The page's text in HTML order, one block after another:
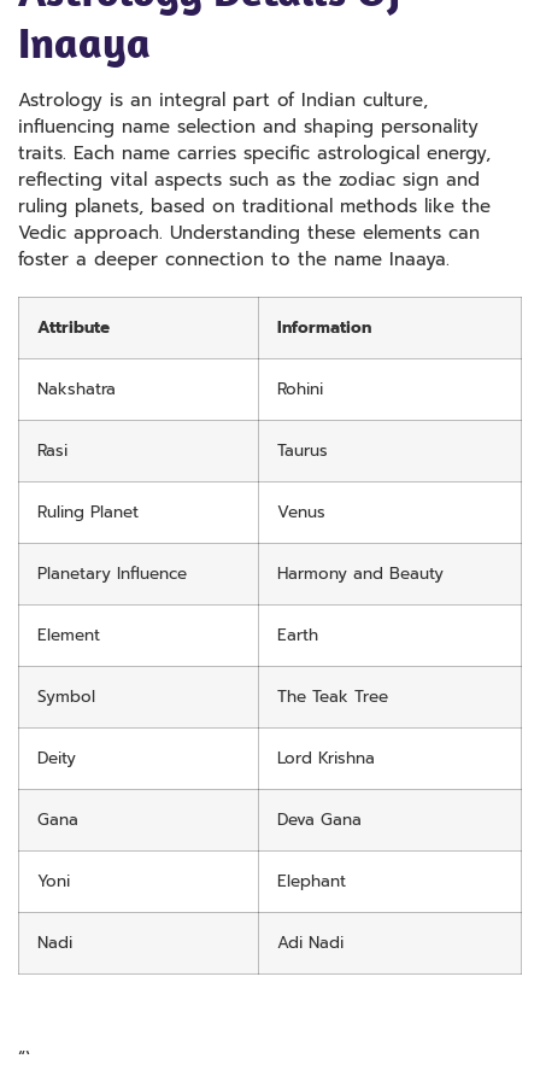
Inaaya
Astrology is an integral part of Indian culture,
influencing name selection and shaping personality
traits. Each name carries specific astrological energy,
reflecting vital aspects such as the zodiac sign and
ruling planets, based on traditional methods like the
Vedic approach. Understanding these elements can
foster a deeper connection to the name Inaaya.
Attribute Information
Nakshatra Rohini
Rasi Taurus
Ruling Planet Venus
Planetary Influence Harmony and Beauty
Element Earth
Symbol The Teak Tree
Deity Lord Krishna
Gana Deva Gana
Yoni Elephant
Nadi Adi Nadi
“`